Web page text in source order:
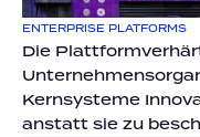
ENTERPRISE PLATFORMS
Die
Kernsysteme
anstatt sie zu